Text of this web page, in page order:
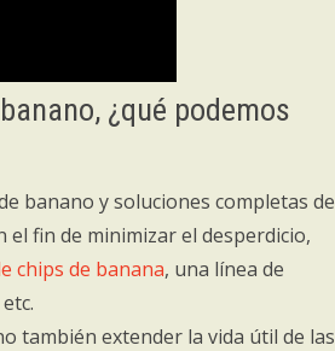
¿qué podemos
banano y soluciones completas de
el fin de minimizar el desperdicio,
chips de banana, una línea de
también extender la vida útil de las